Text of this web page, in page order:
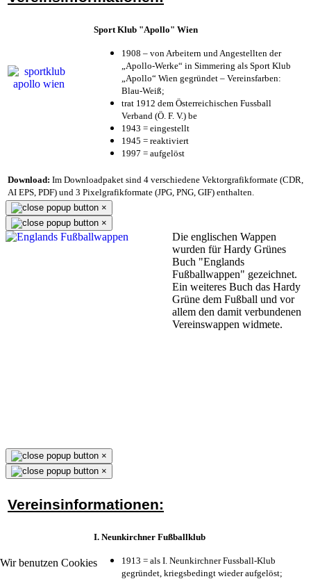
Wir benutzen Cookies
Sport Klub "Apollo" Wien
1908 – von Arbeitern und Angestellten der
„Apollo-Werke“ in Simmering als Sport Klub
„Apollo“ Wien gegründet – Vereinsfarben:
Blau-Weiß;
trat 1912 dem Österreichischen Fussball
Verband (Ö. F. V.) be
1943 = eingestellt
1945 = reaktiviert
1997 = aufgelöst
Download: Im Downloadpaket sind 4 verschiedene Vektorgrafikformate (CDR,
AI EPS, PDF) und 3 Pixelgrafikformate (JPG, PNG, GIF) enthalten.
×
×
Die englischen Wappen
wurden für Hardy Grünes
Buch "Englands
Fußballwappen" gezeichnet.
Ein weiteres Buch das Hardy
Grüne dem Fußball und vor
allem den damit verbundenen
Vereinswappen widmete.
×
×
Vereinsinformationen:
I. Neunkirchner Fußballklub
1913 = als I. Neunkirchner Fussball-Klub
gegründet, kriegsbedingt wieder aufgelöst;